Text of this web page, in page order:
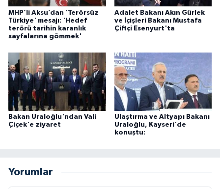
MHP’li Aksu’dan 'Terörsüz
Türkiye' mesajı: 'Hedef
terörü tarihin karanlık
sayfalarına gömmek'
Adalet Bakanı Akın Gürlek
ve İçişleri Bakanı Mustafa
Çiftçi Esenyurt'ta
Bakan Uraloğlu'ndan Vali
Çiçek'e ziyaret
Ulaştırma ve Altyapı Bakanı
Uraloğlu, Kayseri'de
konuştu:
Yorumlar